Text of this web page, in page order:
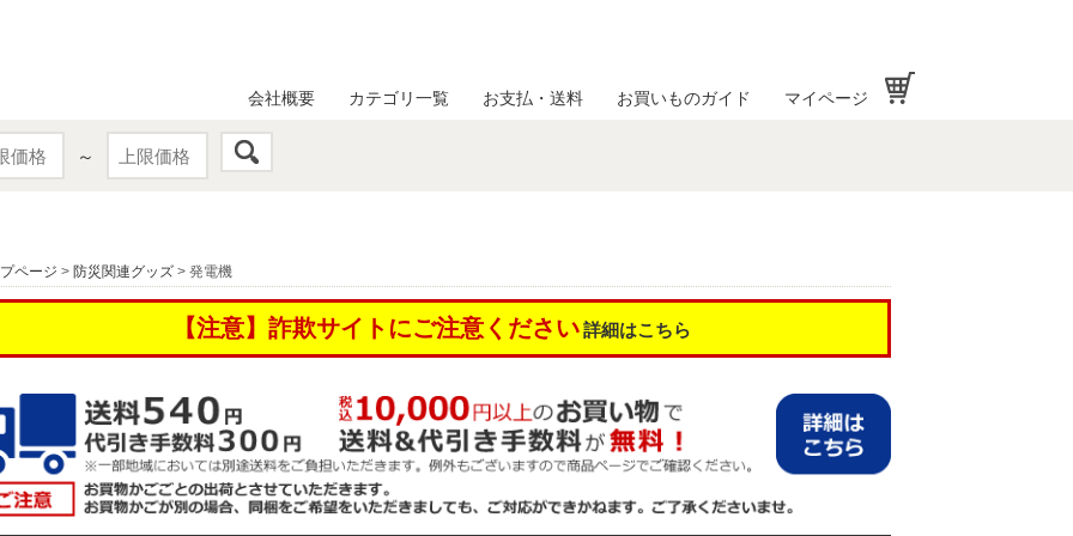
～
会社概要 カテゴリ一覧 お支払・送料 お買いものガイド マイページ
ページ > 防災関連グッズ > 発電機
【注意】詐欺サイトにご注意ください 詳細はこちら